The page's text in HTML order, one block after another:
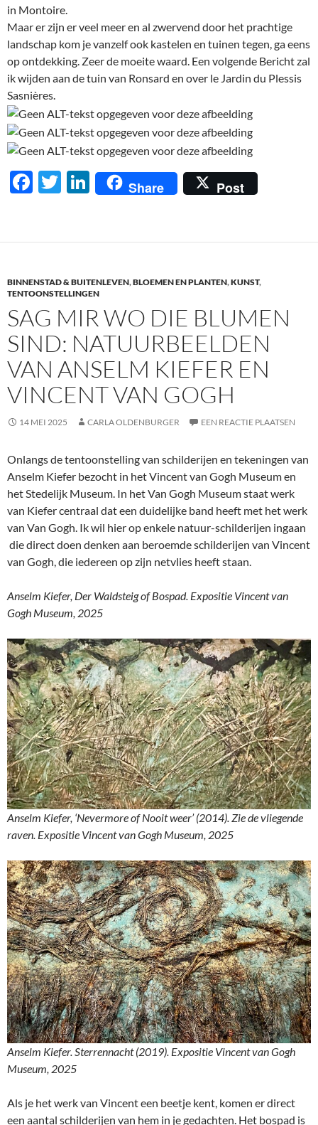
in Montoire.
Maar er zijn er veel meer en al zwervend door het prachtige
landschap kom je vanzelf ook kastelen en tuinen tegen, ga eens
op ontdekking. Zeer de moeite waard. Een volgende Bericht zal
ik wijden aan de tuin van Ronsard en over le Jardin du Plessis
Sasnières.
F
b
o
o
k
T
er
Li
n
e
dI
n
Share Post
BINNENSTAD & BUITENLEVEN,BLOEMEN EN PLANTEN,KUNST,
TENTOONSTELLINGEN
SAG MIR WO DIE BLUMEN
SIND: NATUURBEELDEN
VAN ANSELM KIEFER EN
VINCENT VAN GOGH
14 MEI 2025 CARLA OLDENBURGER EEN REACTIE PLAATSEN
Onlangs de tentoonstelling van schilderijen en tekeningen van
Anselm Kiefer bezocht in het Vincent van Gogh Museum en
het Stedelijk Museum. In het Van Gogh Museum staat werk
van Kiefer centraal dat een duidelijke band heeft met het werk
van Van Gogh. Ik wil hier op enkele natuur-schilderijen ingaan
die direct doen denken aan beroemde schilderijen van Vincent
van Gogh, die iedereen op zijn netvlies heeft staan.
Anselm Kiefer, Der Waldsteig of Bospad. Expositie Vincent van
Gogh Museum, 2025
Anselm Kiefer, ‘Nevermore of Nooit weer’ (2014). Zie de vliegende
raven. Expositie Vincent van Gogh Museum, 2025
Anselm Kiefer. Sterrennacht (2019). Expositie Vincent van Gogh
Museum, 2025
Als je het werk van Vincent een beetje kent, komen er direct
een aantal schilderijen van hem in je gedachten. Het bospad is